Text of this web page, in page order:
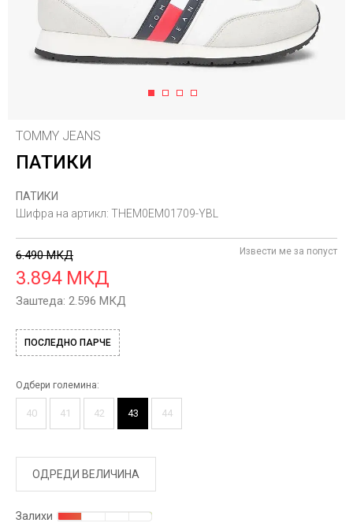
1 2 3 4
TOMMY JEANS
ПАТИКИ
ПАТИКИ
Шифра на артикл: THEM0EM01709-YBL
6.490 МКД
3.894 МКД
Заштеда: 2.596 МКД
Извести ме за попуст
ПОСЛЕДНО ПАРЧЕ
Одбери големина:
40 41 42 43 44
ОДРЕДИ ВЕЛИЧИНА
Залихи